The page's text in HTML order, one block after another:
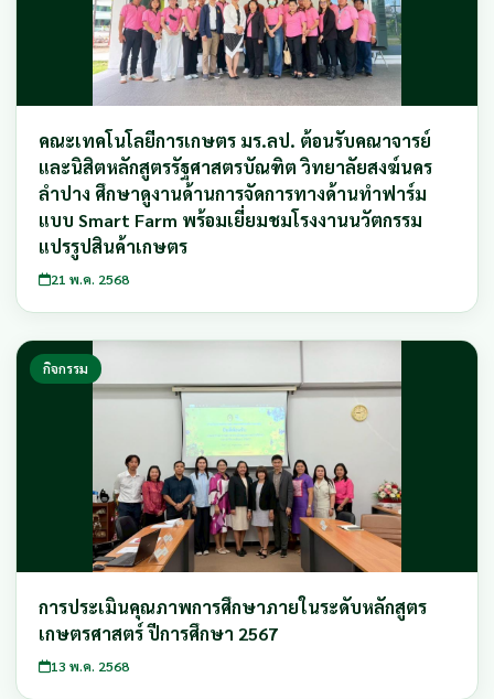
คณะเทคโนโลยีการเกษตร มร.ลป. ต้อนรับคณาจารย์
และนิสิตหลักสูตรรัฐศาสตรบัณฑิต วิทยาลัยสงฆ์นคร
ลำปาง ศึกษาดูงานด้านการจัดการทางด้านทำฟาร์ม
แบบ Smart Farm พร้อมเยี่ยมชมโรงงานนวัตกรรม
แปรรูปสินค้าเกษตร
21 พ.ค. 2568
กิจกรรม
การประเมินคุณภาพการศึกษาภายในระดับหลักสูตร
เกษตรศาสตร์ ปีการศึกษา 2567
13 พ.ค. 2568